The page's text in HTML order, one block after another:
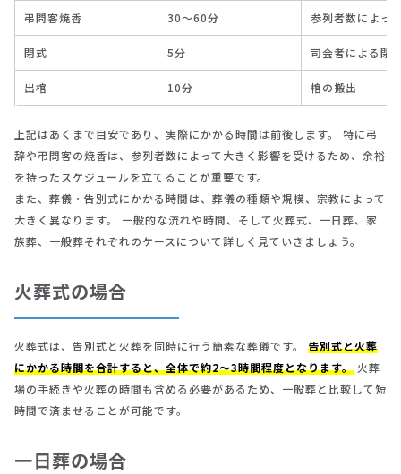
弔問客焼香 30～60分 参列者数によっ
閉式 5分 司会者による閉
出棺 10分 棺の搬出
上記はあくまで目安であり、実際にかかる時間は前後します。 特に弔
辞や弔問客の焼香は、参列者数によって大きく影響を受けるため、余裕
を持ったスケジュールを立てることが重要です。
また、葬儀・告別式にかかる時間は、葬儀の種類や規模、宗教によって
大きく異なります。 一般的な流れや時間、そして火葬式、一日葬、家
族葬、一般葬それぞれのケースについて詳しく見ていきましょう。
火葬式の場合
火葬式は、告別式と火葬を同時に行う簡素な葬儀です。 告別式と火葬
にかかる時間を合計すると、全体で約2～3時間程度となります。 火葬
場の手続きや火葬の時間も含める必要があるため、一般葬と比較して短
時間で済ませることが可能です。
一日葬の場合